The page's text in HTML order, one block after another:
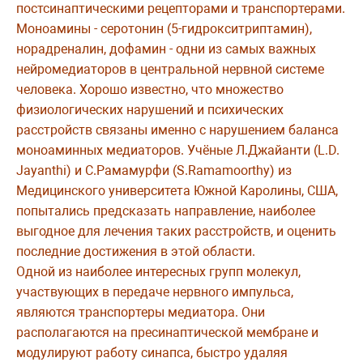
постсинаптическими рецепторами и транспортерами.
Моноамины - серотонин (5-гидрокситриптамин),
норадреналин, дофамин - одни из самых важных
нейромедиаторов в центральной нервной системе
человека. Хорошо известно, что множество
физиологических нарушений и психических
расстройств связаны именно с нарушением баланса
моноаминных медиаторов. Учёные Л.Джайанти (L.D.
Jayanthi) и С.Рамамурфи (S.Ramamoorthy) из
Медицинского университета Южной Каролины, США,
попытались предсказать направление, наиболее
выгодное для лечения таких расстройств, и оценить
последние достижения в этой области.
Одной из наиболее интересных групп молекул,
участвующих в передаче нервного импульса,
являются транспортеры медиатора. Они
располагаются на пресинаптической мембране и
модулируют работу синапса, быстро удаляя